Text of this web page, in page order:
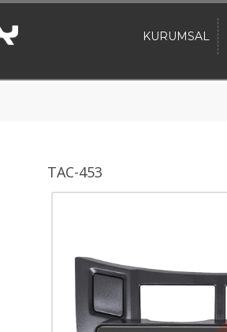
KURUMSAL
TAC-453